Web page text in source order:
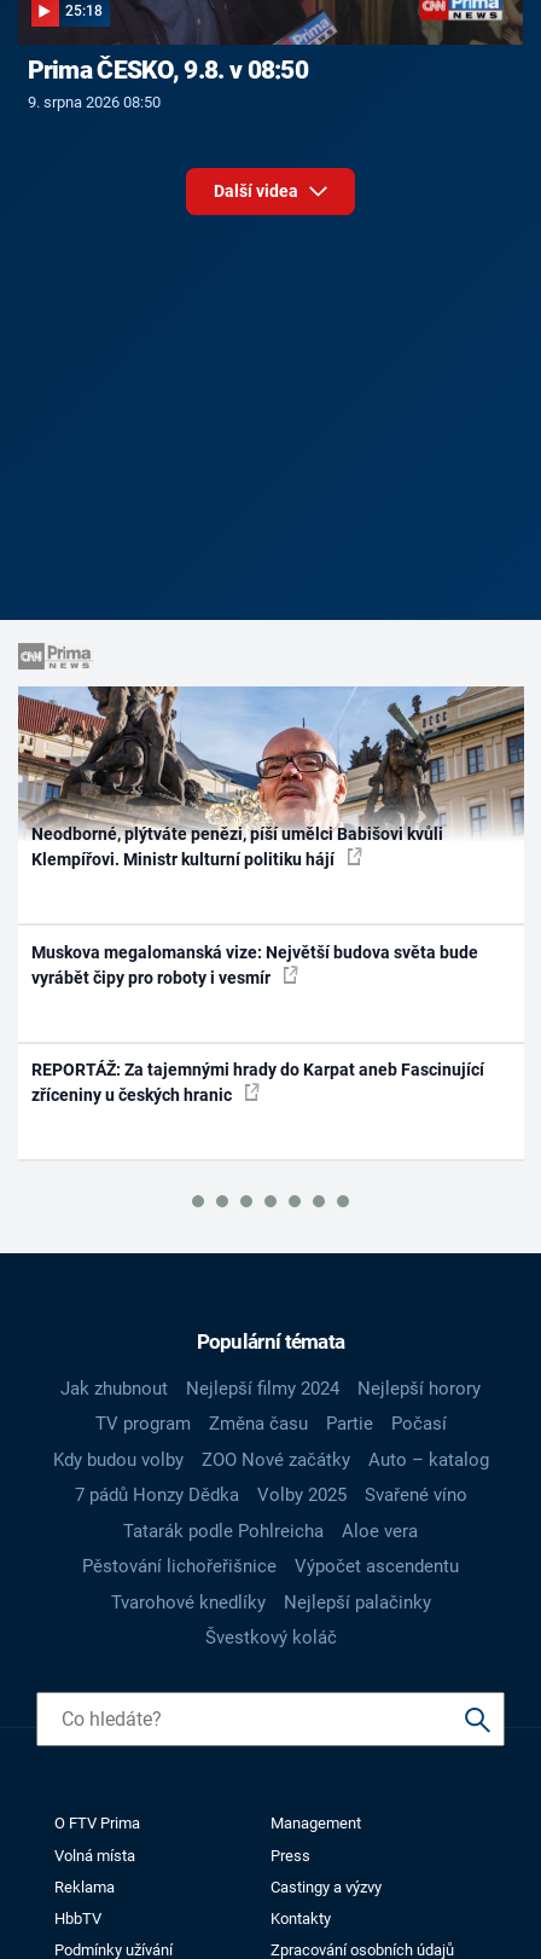
25:18
Prima ČESKO, 9.8. v 08:50
9. srpna 2026 08:50
Další videa
Neodborné, plýtváte penězi, píší umělci Babišovi kvůli
Klempířovi. Ministr kulturní politiku hájí
Muskova megalomanská vize: Největší budova světa bude
vyrábět čipy pro roboty i vesmír
REPORTÁŽ: Za tajemnými hrady do Karpat aneb Fascinující
zříceniny u českých hranic
Populární témata
Jak zhubnout Nejlepší filmy 2024
Nejlepší horory
TV program
Změna času Partie
Počasí
Kdy budou volby
ZOO Nové začátky
Auto – katalog
7 pádů Honzy Dědka
Volby 2025
Svařené víno
Tatarák podle Pohlreicha
Aloe vera
Pěstování lichořeřišnice
Výpočet ascendentu
Tvarohové knedlíky
Nejlepší palačinky
Švestkový koláč
O FTV Prima
Management
Volná místa
Press
Reklama
Castingy a výzvy
HbbTV
Kontakty
Podmínky užívání
Zpracování osobních údajů